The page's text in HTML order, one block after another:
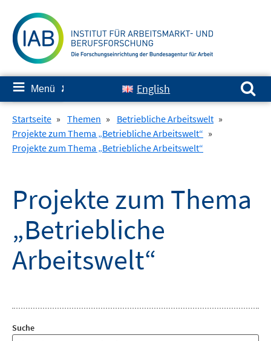
zum
Inhalt
≡ Menü ✘ English
Suchen nach:
Startseite » Themen » Betriebliche Arbeitswelt »
Projekte zum Thema „Betriebliche Arbeitswelt“ »
Projekte zum Thema „Betriebliche Arbeitswelt“
Projekte zum Thema
„Betriebliche
Arbeitswelt“
Suche